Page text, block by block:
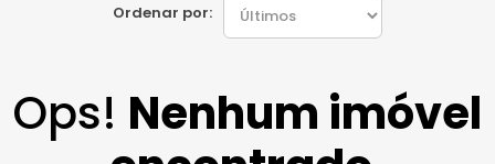
Ordenar por:
Ops! Nenhum imóvel